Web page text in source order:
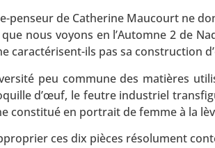
penseur de Catherine Maucourt ne
que nous voyons en l’Automne 2 de
caractérisent-ils pas sa construction
peu commune des matières
d’œuf, le feutre industriel
constitué en portrait de femme à la
ces dix pièces résolument